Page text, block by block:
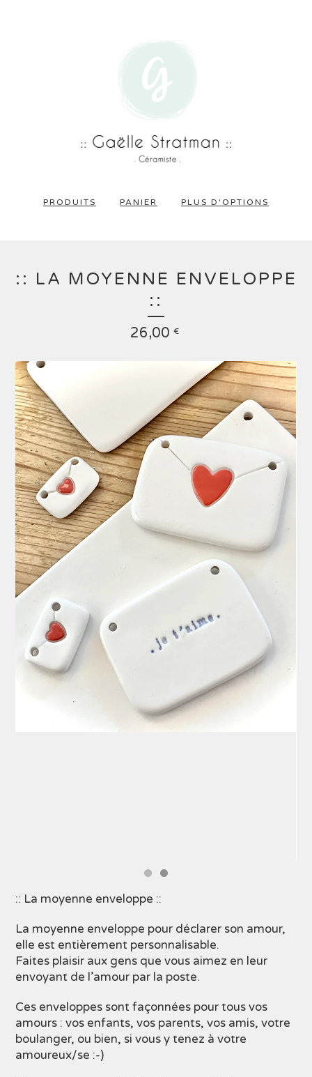
PRODUITS PANIER PLUS D'OPTIONS
:: LA MOYENNE ENVELOPPE
::
26,00 €
:: La moyenne enveloppe ::
La moyenne enveloppe pour déclarer son amour,
elle est entièrement personnalisable.
Faites plaisir aux gens que vous aimez en leur
envoyant de l’amour par la poste.
Ces enveloppes sont façonnées pour tous vos
amours : vos enfants, vos parents, vos amis, votre
boulanger, ou bien, si vous y tenez à votre
amoureux/se :-)